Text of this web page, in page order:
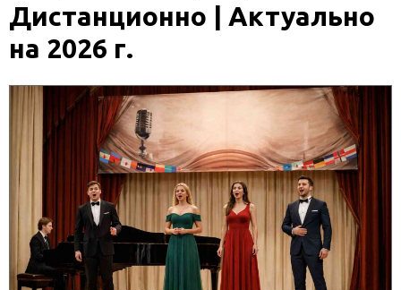
Дистанционно | Актуально
на 2026 г.